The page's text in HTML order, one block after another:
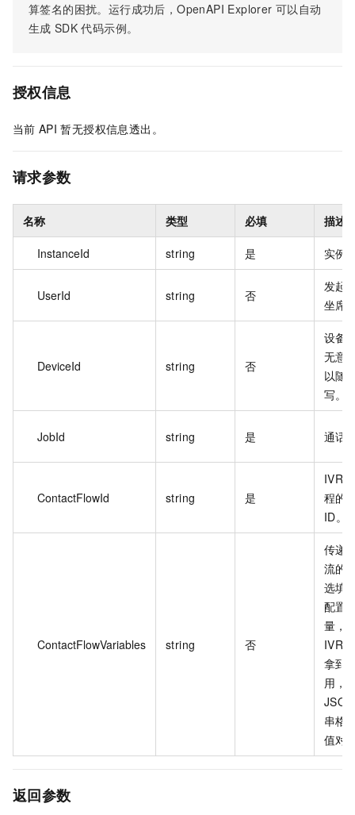
算签名的困扰。运行成功后，OpenAPI Explorer 可以自动
生成 SDK 代码示例。
授权信息
当前 API 暂无授权信息透出。
请求参数
名称 类型 必填 描述
InstanceId string 是 实例
UserId string 否
发起
坐席
DeviceId string 否
设备
无意
以随
写。
JobId string 是 通话
ContactFlowId string 是
IVR
程的
ID。
ContactFlowVariables string 否
传递
流的
选填
配置
量，
IVR
拿到
用，
串格
值对
返回参数